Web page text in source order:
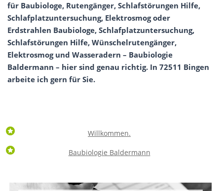
für Baubiologe, Rutengänger, Schlafstörungen Hilfe,
Schlafplatzuntersuchung, Elektrosmog oder
Erdstrahlen Baubiologe, Schlafplatzuntersuchung,
Schlafstörungen Hilfe, Wünschelrutengänger,
Elektrosmog und Wasseradern – Baubiologie
Baldermann – hier sind genau richtig. In 72511 Bingen
arbeite ich gern für Sie.
Willkommen.
Baubiologie Baldermann